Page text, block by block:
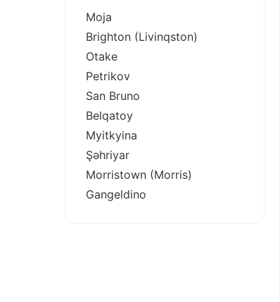
Moja
Brighton (Livinqston)
Otake
Petrikov
San Bruno
Belqatoy
Myitkyina
Şəhriyar
Morristown (Morris)
Gangeldino